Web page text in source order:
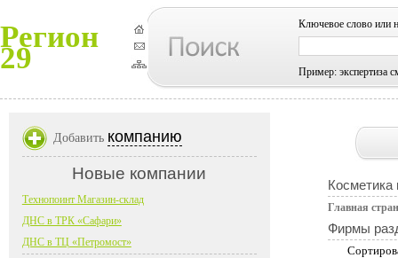
Регион
29
Ключевое слово или
Пример: экспертиза
Главная
Фирмы
Добавить компанию
Новые компании
Технопоинт Магазин-склад
ДНС в ТРК «Сафари»
ДНС в ТЦ «Петромост»